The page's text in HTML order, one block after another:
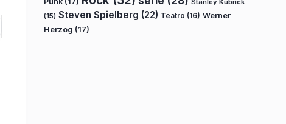
Stanley Kubrick
(15) Steven Spielberg (22) Teatro (16) Werner
Herzog (17)